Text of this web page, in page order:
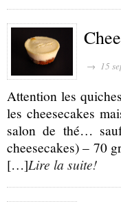
→ 15
Attention les
les cheesecakes
salon de thé…
cheesecakes) – 70
[…]Lire la suite!